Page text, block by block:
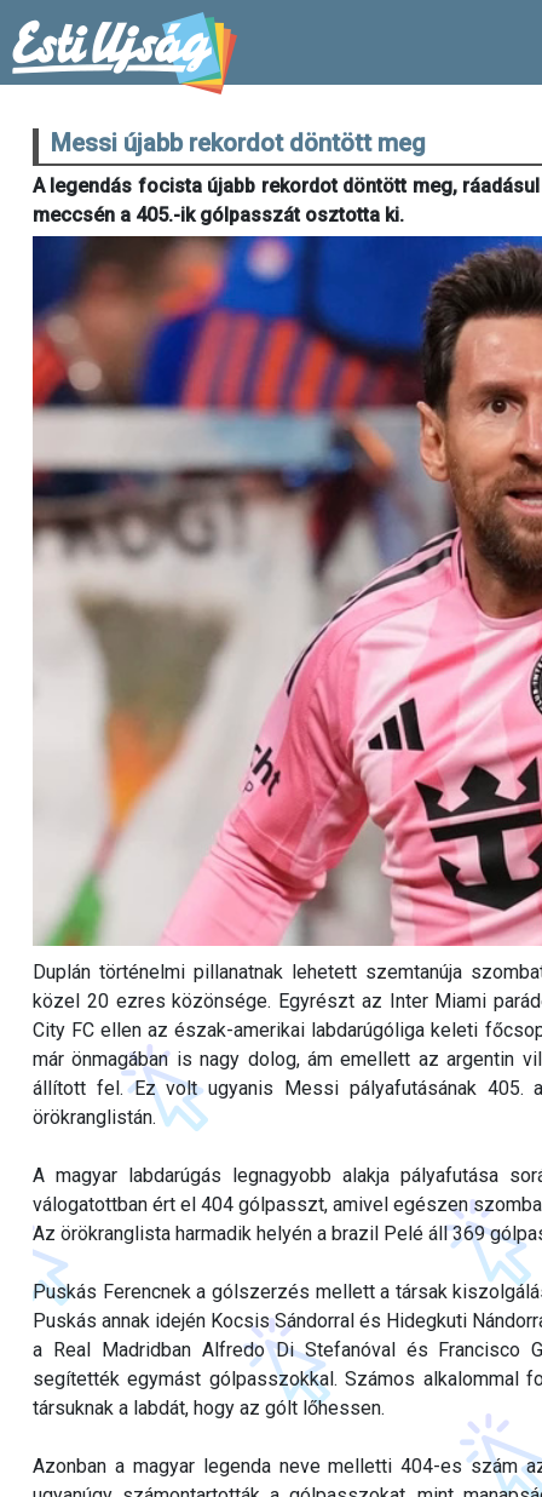
Messi újabb rekordot döntött meg
A legendás focista újabb rekordot döntött meg,
meccsén a 405.-ik gólpasszát osztotta ki.
Duplán történelmi pillanatnak lehetett szemtanúja
közel 20 ezres közönsége. Egyrészt az Inter Miami
City FC ellen az észak-amerikai labdarúgóliga keleti
már önmagában is nagy dolog, ám emellett az argentin
állított fel. Ez volt ugyanis Messi pályafutásának 405.
örökranglistán.
A magyar labdarúgás legnagyobb alakja pályafutása
válogatottban ért el 404 gólpasszt, amivel egészen
Az örökranglista harmadik helyén a brazil Pelé áll 369
Puskás Ferencnek a gólszerzés mellett a társak
Puskás annak idején Kocsis Sándorral és Hidegkuti
a Real Madridban Alfredo Di Stefanóval és Francisco
segítették egymást gólpasszokkal. Számos alkalommal
társuknak a labdát, hogy az gólt lőhessen.
Azonban a magyar legenda neve melletti 404-es szám